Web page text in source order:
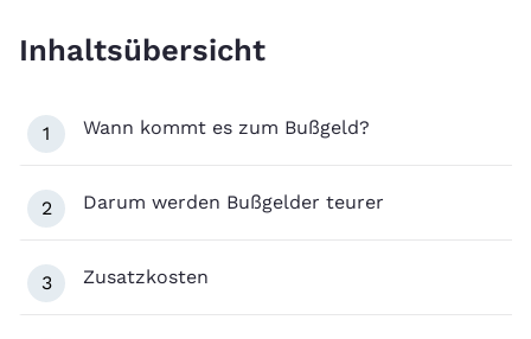
Inhaltsübersicht
1 Wann kommt es zum Bußgeld?
2 Darum werden Bußgelder teurer
3 Zusatzkosten